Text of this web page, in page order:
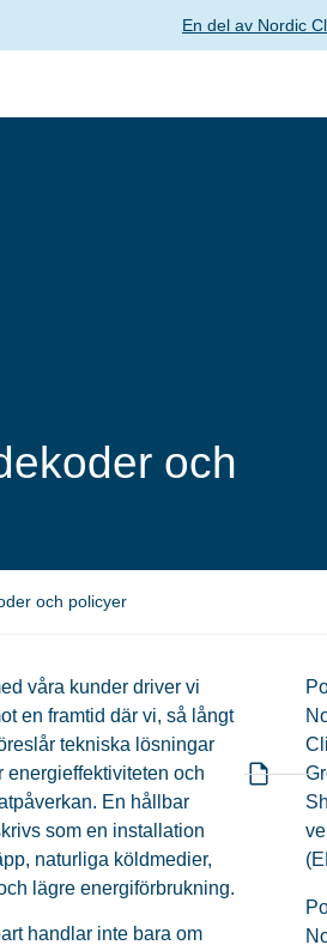
En del av Nordic
och
och policyer
våra kunder driver vi
en framtid där vi, så långt
tekniska lösningar
energieffektiviteten och
En hållbar
som en installation
naturliga köldmedier,
lägre energiförbrukning.
handlar inte bara om